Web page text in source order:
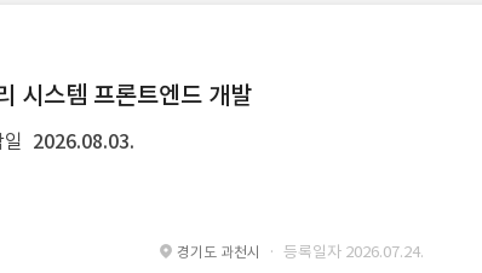
시스템 프론트엔드 개발
2026.08.03.
TypeScript · 경력 무관 React · 경력 무관
경기도 과천시 · 등록일자 2026.07.24.